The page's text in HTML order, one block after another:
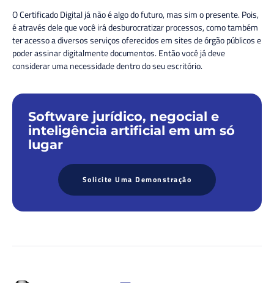
O Certificado Digital já não é algo do futuro, mas sim o presente. Pois,
é através dele que você irádesburocratizarprocessos, como também
ter acesso a diversos serviços oferecidos em sites de órgão públicos e
poder assinar digitalmente documentos. Então você já deve
considerar uma necessidade dentro do seu escritório.
Software jurídico, negocial e
inteligência artificial em um só
lugar
Solicite Uma Demonstração